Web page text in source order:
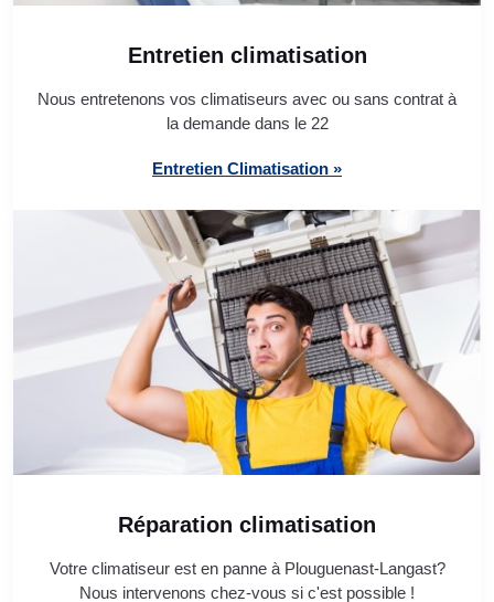
Entretien climatisation
Nous entretenons vos climatiseurs avec ou sans contrat à
la demande dans le 22
Entretien Climatisation »
Réparation climatisation
Votre climatiseur est en panne à Plouguenast-Langast?
Nous intervenons chez-vous si c'est possible !